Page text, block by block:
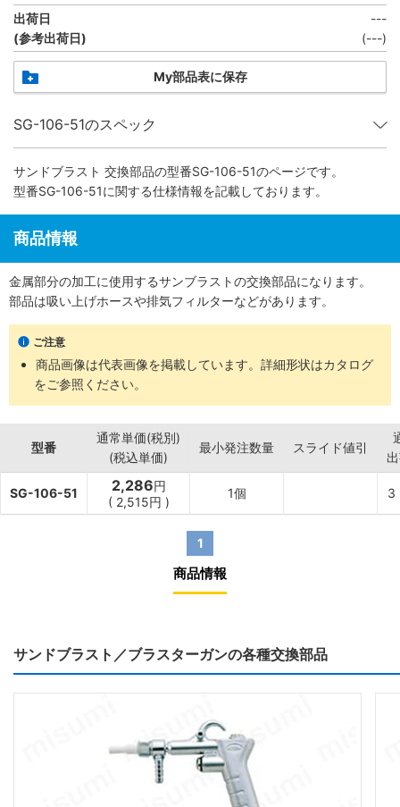
出荷日
(参考出荷日)
---
(---)
My部品表に保存
SG-106-51のスペック
サンドブラスト 交換部品の型番SG-106-51のページです。
型番SG-106-51に関する仕様情報を記載しております。
商品情報
金属部分の加工に使用するサンブラストの交換部品になります。
部品は吸い上げホースや排気フィルターなどがあります。
ご注意
商品画像は代表画像を掲載しています。詳細形状はカタログ
をご参照ください。
型番
通常単価(税別)
(税込単価)
最小発注数量 スライド値引
SG-106-51 2,286円
( 2,515円 )
1個 3
1
商品情報
サンドブラスト／ブラスターガンの各種交換部品